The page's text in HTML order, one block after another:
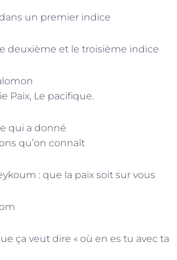
un premier indice
deuxième et le troisième indice
Paix, Le pacifique.
qui a donné
qu’on connaît
: que la paix soit sur vous
ça veut dire « où en es tu avec ta